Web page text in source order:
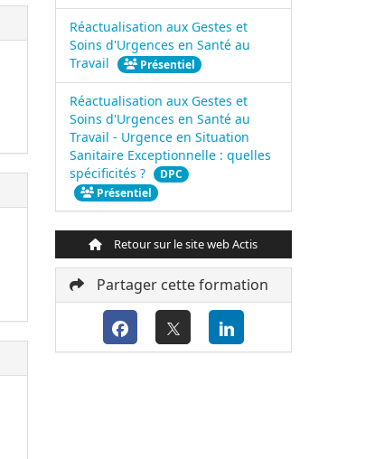
Réactualisation aux Gestes et
Soins d'Urgences en Santé au
Travail
Présentiel
Réactualisation aux Gestes et
Soins d'Urgences en Santé au
Travail - Urgence en Situation
Sanitaire Exceptionnelle : quelles
spécificités ?
DPC
Présentiel
Retour sur le site web Actis
Partager cette formation